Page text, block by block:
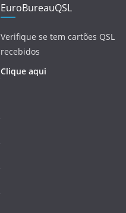
EuroBureauQSL
Verifique se tem cartões QSL
recebidos
Clique aqui